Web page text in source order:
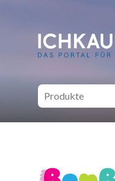
ich kauf